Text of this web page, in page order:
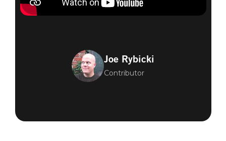
Joe Rybicki
Contributor